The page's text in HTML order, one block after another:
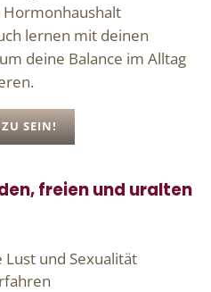
lernen mit deinen
deine Balance im Alltag
SEIN!
freien und uralten
und Sexualität